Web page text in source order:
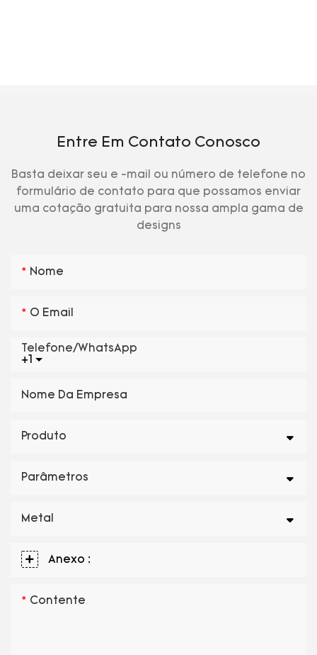
Entre Em Contato Conosco
Basta deixar seu e -mail ou número de telefone no
formulário de contato para que possamos enviar
uma cotação gratuita para nossa ampla gama de
designs
Nome
O Email
+1
Telefone/WhatsApp
Nome Da Empresa
Produto
Parâmetros
Metal
Anexo :
Contente